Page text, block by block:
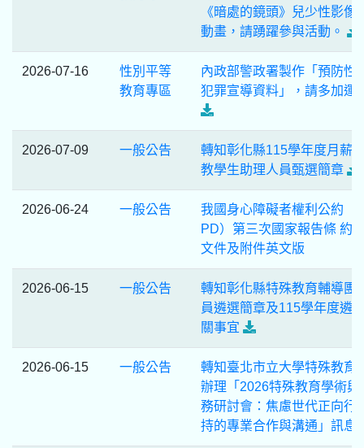
《暗處的鏡頭》兒少性影像
動畫，請踴躍參與活動。
2026-07-16
性別平等
教育專區
內政部警政署製作「預防性
犯罪宣導資料」，請多加運
2026-07-09 一般公告
轉知彰化縣115學年度月薪
教學生助理人員甄選簡章
2026-06-24 一般公告
我國身心障礙者權利公約（
PD）第三次國家報告條 約
文件及附件英文版
2026-06-15 一般公告
轉知彰化縣特殊教育輔導團
員遴選簡章及115學年度遴
關事宜
2026-06-15 一般公告
轉知臺北市立大學特殊教育
辦理「2026特殊教育學術與
務研討會：焦慮世代正向行
持的專業合作與溝通」訊息